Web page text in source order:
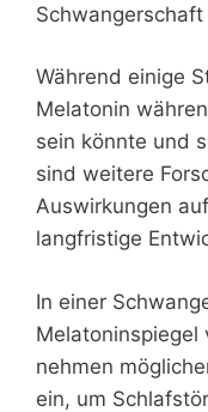
Während einige
Melatonin
sein könnte und
sind weitere
Auswirkungen
langfristige
In einer
Melatoninspiegel
nehmen
ein, um